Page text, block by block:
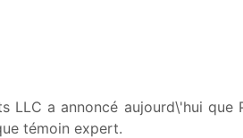
LLC a annoncé aujourd\'hui
témoin expert.